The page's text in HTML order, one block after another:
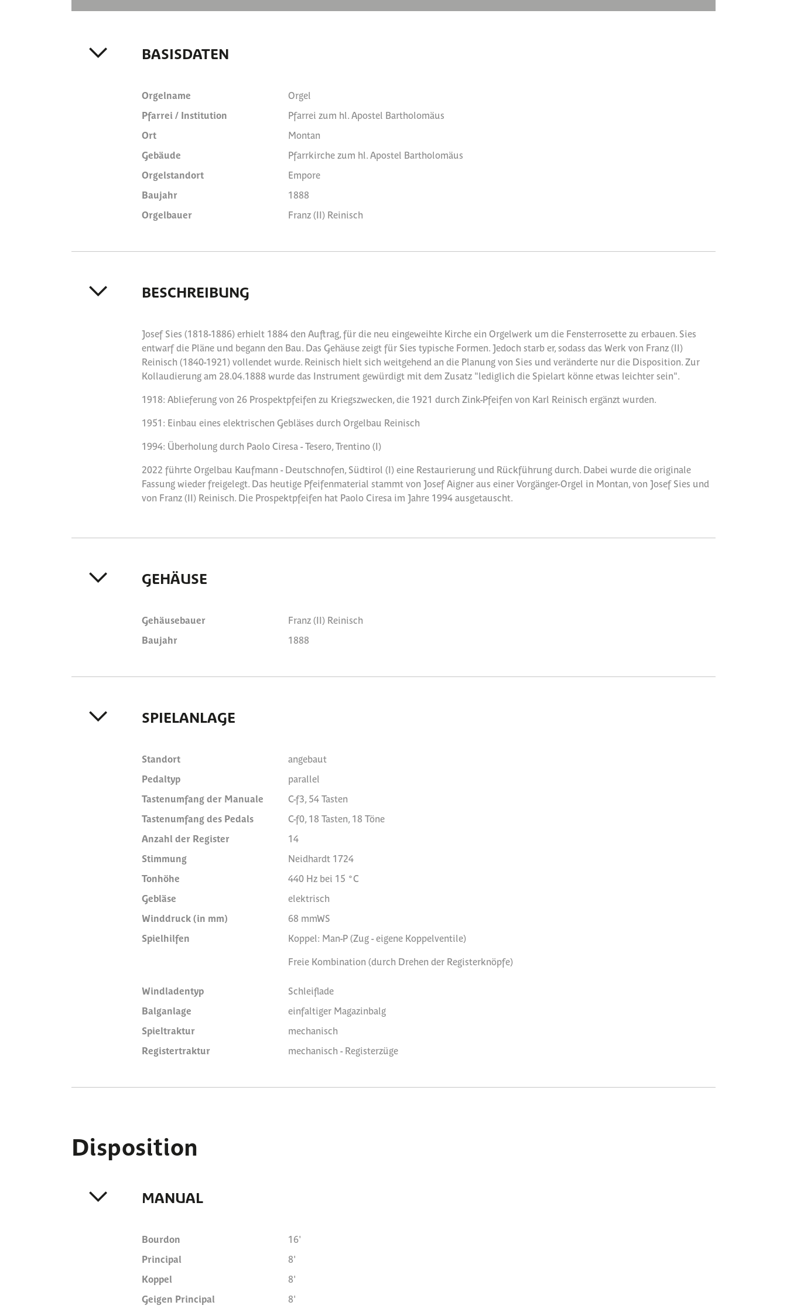
BASISDATEN
Orgelname
Orgel
Pfarrei / Institution
Pfarrei zum hl. Apostel Bartholomäus
Ort
Montan
Gebäude
Pfarrkirche zum hl. Apostel Bartholomäus
Orgelstandort
Empore
Baujahr
1888
Orgelbauer
Franz (II) Reinisch
BESCHREIBUNG
Josef Sies (1818-1886) erhielt 1884 den Auftrag, für die neu eingeweihte Kirche ein Orgelwerk um die Fensterrosette zu erbauen. Sies
entwarf die Pläne und begann den Bau. Das Gehäuse zeigt für Sies typische Formen. Jedoch starb er, sodass das Werk von Franz (II)
Reinisch (1840-1921) vollendet wurde. Reinisch hielt sich weitgehend an die Planung von Sies und veränderte nur die Disposition. Zur
Kollaudierung am 28.04.1888 wurde das Instrument gewürdigt mit dem Zusatz "lediglich die Spielart könne etwas leichter sein".
1918: Ablieferung von 26 Prospektpfeifen zu Kriegszwecken, die 1921 durch Zink-Pfeifen von Karl Reinisch ergänzt wurden.
1951: Einbau eines elektrischen Gebläses durch Orgelbau Reinisch
1994: Überholung durch Paolo Ciresa - Tesero, Trentino (I)
2022 führte Orgelbau Kaufmann - Deutschnofen, Südtirol (I) eine Restaurierung und Rückführung durch. Dabei wurde die originale
Fassung wieder freigelegt. Das heutige Pfeifenmaterial stammt von Josef Aigner aus einer Vorgänger-Orgel in Montan, von Josef Sies und
von Franz (II) Reinisch. Die Prospektpfeifen hat Paolo Ciresa im Jahre 1994 ausgetauscht.
GEHÄUSE
Gehäusebauer
Franz (II) Reinisch
Baujahr
1888
SPIELANLAGE
Standort
angebaut
Pedaltyp
parallel
Tastenumfang der Manuale
C-f3, 54 Tasten
Tastenumfang des Pedals
C-f0, 18 Tasten, 18 Töne
Anzahl der Register
14
Stimmung
Neidhardt 1724
Tonhöhe
440 Hz bei 15 °C
Gebläse
elektrisch
Winddruck (in mm)
68 mmWS
Spielhilfen
Koppel: Man-P (Zug - eigene Koppelventile)
Freie Kombination (durch Drehen der Registerknöpfe)
Windladentyp
Schleiflade
Balganlage
einfaltiger Magazinbalg
Spieltraktur
mechanisch
Registertraktur
mechanisch - Registerzüge
Disposition
MANUAL
Bourdon
16'
Principal
8'
Koppel
8'
Geigen Principal
8'